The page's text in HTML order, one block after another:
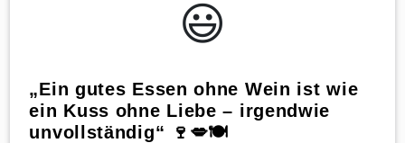
😃️
„Ein gutes Essen ohne Wein ist wie
ein Kuss ohne Liebe – irgendwie
unvollständig“ 🍷💋🍽️